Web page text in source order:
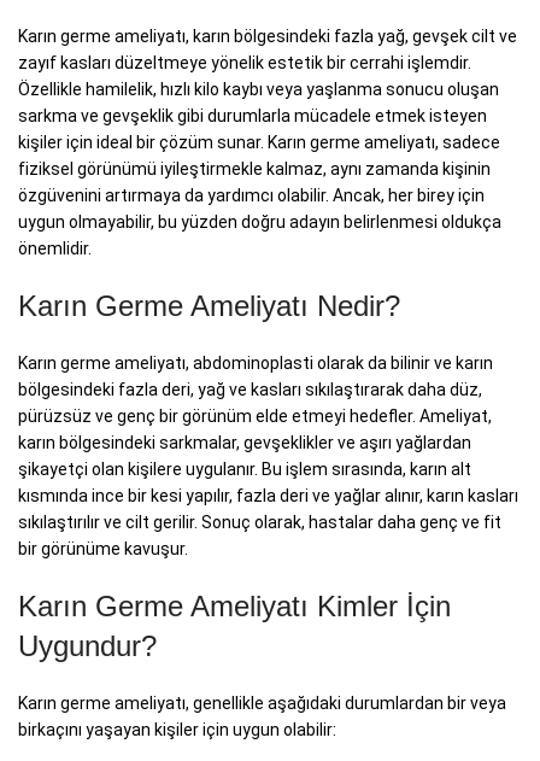
Karın germe ameliyatı, karın bölgesindeki fazla yağ, gevşek cilt ve
zayıf kasları düzeltmeye yönelik estetik bir cerrahi işlemdir.
Özellikle hamilelik, hızlı kilo kaybı veya yaşlanma sonucu oluşan
sarkma ve gevşeklik gibi durumlarla mücadele etmek isteyen
kişiler için ideal bir çözüm sunar. Karın germe ameliyatı, sadece
fiziksel görünümü iyileştirmekle kalmaz, aynı zamanda kişinin
özgüvenini artırmaya da yardımcı olabilir. Ancak, her birey için
uygun olmayabilir, bu yüzden doğru adayın belirlenmesi oldukça
önemlidir.
Karın Germe Ameliyatı Nedir?
Karın germe ameliyatı, abdominoplasti olarak da bilinir ve karın
bölgesindeki fazla deri, yağ ve kasları sıkılaştırarak daha düz,
pürüzsüz ve genç bir görünüm elde etmeyi hedefler. Ameliyat,
karın bölgesindeki sarkmalar, gevşeklikler ve aşırı yağlardan
şikayetçi olan kişilere uygulanır. Bu işlem sırasında, karın alt
kısmında ince bir kesi yapılır, fazla deri ve yağlar alınır, karın kasları
sıkılaştırılır ve cilt gerilir. Sonuç olarak, hastalar daha genç ve fit
bir görünüme kavuşur.
Karın Germe Ameliyatı Kimler İçin
Uygundur?
Karın germe ameliyatı, genellikle aşağıdaki durumlardan bir veya
birkaçını yaşayan kişiler için uygun olabilir: